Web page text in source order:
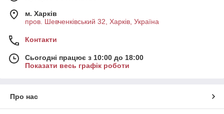
м. Харків
пров. Шевченківський 32, Харків, Україна
Контакти
Сьогодні працює з 10:00 до 18:00
Показати весь графік роботи
Про нас